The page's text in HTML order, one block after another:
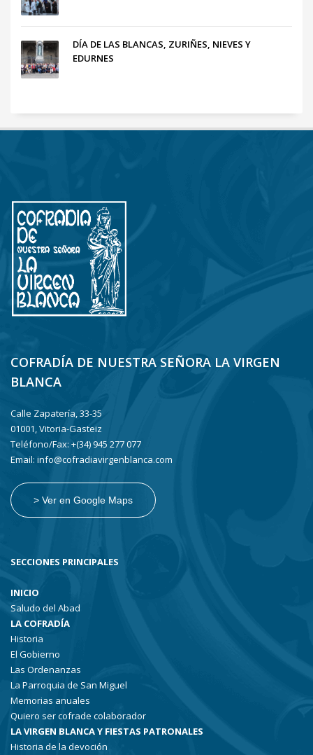
DÍA DE LAS BLANCAS, ZURIÑES, NIEVES Y
EDURNES
COFRADÍA DE NUESTRA SEÑORA LA VIRGEN
BLANCA
Calle Zapatería, 33-35
01001, Vitoria-Gasteiz
Teléfono/Fax: +(34) 945 277 077
Email: info@cofradiavirgenblanca.com
> Ver en Google Maps
SECCIONES PRINCIPALES
INICIO
Saludo del Abad
LA COFRADÍA
Historia
El Gobierno
Las Ordenanzas
La Parroquia de San Miguel
Memorias anuales
Quiero ser cofrade colaborador
LA VIRGEN BLANCA Y FIESTAS PATRONALES
Historia de la devoción